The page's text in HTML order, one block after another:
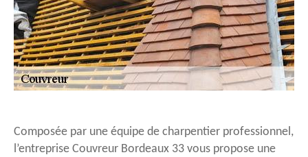
Composée par une équipe de charpentier professionnel,
l’entreprise Couvreur Bordeaux 33 vous propose une